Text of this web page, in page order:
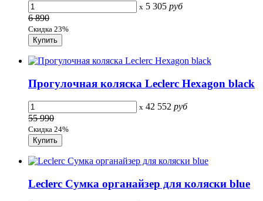
x 5 305 руб
6 890
Скидка 23%
Прогулочная коляска Leclerc Hexagon black
x 42 552 руб
55 990
Скидка 24%
Leclerc Сумка органайзер для коляски blue